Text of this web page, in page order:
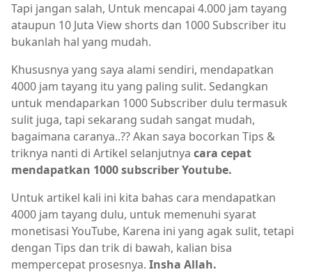
Tapi jangan salah, Untuk mencapai 4.000 jam tayang
ataupun 10 Juta View shorts dan 1000 Subscriber itu
bukanlah hal yang mudah.
Khususnya yang saya alami sendiri, mendapatkan
4000 jam tayang itu yang paling sulit. Sedangkan
untuk mendaparkan 1000 Subscriber dulu termasuk
sulit juga, tapi sekarang sudah sangat mudah,
bagaimana caranya..?? Akan saya bocorkan Tips &
triknya nanti di Artikel selanjutnya cara cepat
mendapatkan 1000 subscriber Youtube.
Untuk artikel kali ini kita bahas cara mendapatkan
4000 jam tayang dulu, untuk memenuhi syarat
monetisasi YouTube, Karena ini yang agak sulit, tetapi
dengan Tips dan trik di bawah, kalian bisa
mempercepat prosesnya. Insha Allah.